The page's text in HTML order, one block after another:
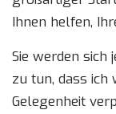
Ihnen helfen,
Sie werden
zu tun, dass ich
Gelegenheit